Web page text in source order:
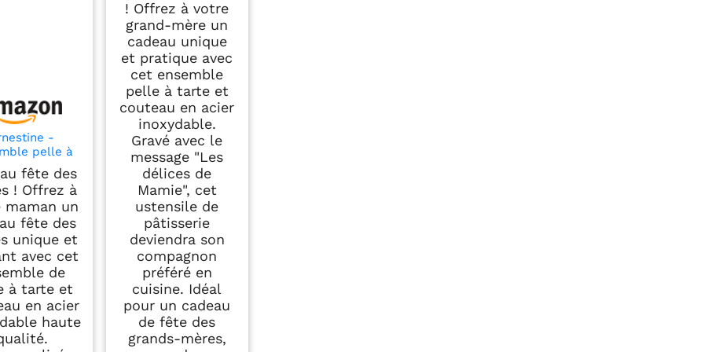
-
pelle à
couteau de
Maman -
fête des
- idée
ustensile
cuisine
- Cadeau
maman
Noël
maman
fête des
! Offrez à
maman un
fête des
unique et
avec cet
de
à tarte et
en acier
haute
idée cadeaux
ustensile de cuisine
personnalisé pour
Mamie - Cadeau
anniversaire mamie
- cadeau Noël
mamie
! Offrez à votre
grand-mère un
cadeau unique
et pratique avec
cet ensemble
pelle à tarte et
couteau en acier
inoxydable.
Gravé avec le
message "Les
délices de
Mamie", cet
ustensile de
pâtisserie
deviendra son
compagnon
préféré en
cuisine. Idéal
pour un cadeau
de fête des
grands-mères,